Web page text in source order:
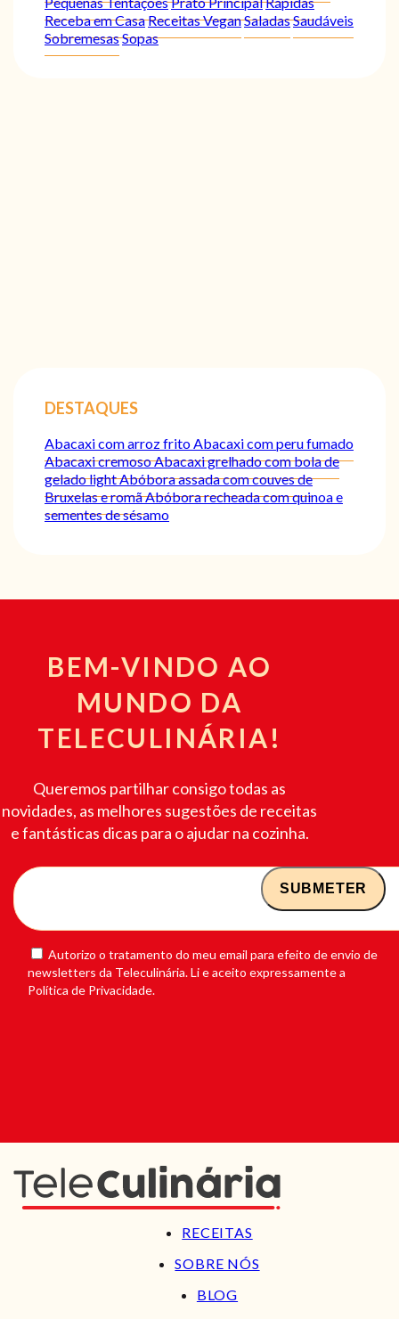
Receba em CasaReceitas VeganSaladasSaudáveis
SobremesasSopas
DESTAQUES
Abacaxi com arroz fritoAbacaxi com peru fumado
Abacaxi cremosoAbacaxi grelhado com bola de
gelado lightAbóbora assada com couves de
Bruxelas e romãAbóbora recheada com quinoa e
sementes de sésamo
BEM-VINDO AO
MUNDO DA
TELECULINÁRIA!
Queremos partilhar consigo todas as
novidades, as melhores sugestões de receitas
e fantásticas dicas para o ajudar na cozinha.
Autorizo o tratamento do meu email para efeito de envio de
newsletters da Teleculinária. Li e aceito expressamente a
Política de Privacidade.
RECEITAS
SOBRE NÓS
BLOG